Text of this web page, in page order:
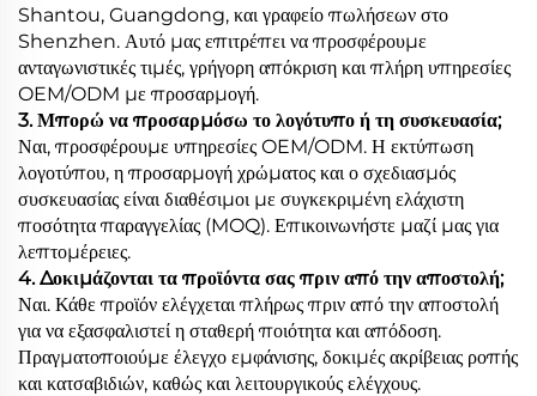
Shantou, Guangdong, και γραφείο πωλήσεων στο
Shenzhen. Αυτό μας επιτρέπει να προσφέρουμε
ανταγωνιστικές τιμές, γρήγορη απόκριση και πλήρη υπηρεσίες
OEM/ODM με προσαρμογή.
3. Μπορώ να προσαρμόσω το λογότυπο ή τη συσκευασία;
Ναι, προσφέρουμε υπηρεσίες OEM/ODM. Η εκτύπωση
λογοτύπου, η προσαρμογή χρώματος και ο σχεδιασμός
συσκευασίας είναι διαθέσιμοι με συγκεκριμένη ελάχιστη
ποσότητα παραγγελίας (MOQ). Επικοινωνήστε μαζί μας για
λεπτομέρειες.
4. Δοκιμάζονται τα προϊόντα σας πριν από την αποστολή;
Ναι. Κάθε προϊόν ελέγχεται πλήρως πριν από την αποστολή
για να εξασφαλιστεί η σταθερή ποιότητα και απόδοση.
Πραγματοποιούμε έλεγχο εμφάνισης, δοκιμές ακρίβειας ροπής
και κατσαβιδιών, καθώς και λειτουργικούς ελέγχους.